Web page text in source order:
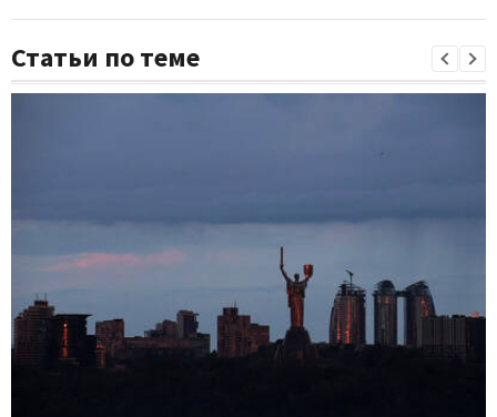
Статьи по теме